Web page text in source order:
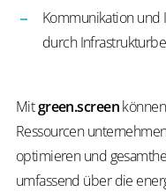
Kommunikation und
durch
Mitgreen.screen
Ressourcen
optimieren und
umfassend über die